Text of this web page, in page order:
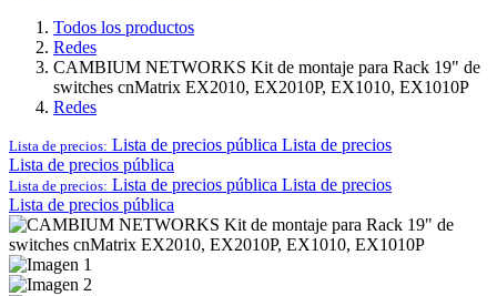
Todos los productos
Redes
CAMBIUM NETWORKS Kit de montaje para Rack 19" de
switches cnMatrix EX2010, EX2010P, EX1010, EX1010P
Redes
Lista de precios: Lista de precios pública Lista de precios
Lista de precios pública
Lista de precios: Lista de precios pública Lista de precios
Lista de precios pública